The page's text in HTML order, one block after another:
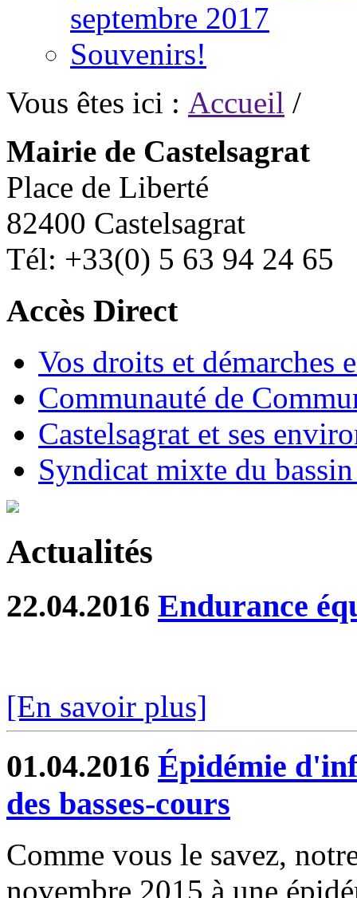
septembre 2017
Souvenirs!
Vous êtes ici : Accueil /
Mairie de Castelsagrat
Place de Liberté
82400 Castelsagrat
Tél: +33(0) 5 63 94 24 65
Accès Direct
Vos droits et démarches
Communauté de
Castelsagrat et ses
Syndicat mixte du
Actualités
22.04.2016 Endurance
[En savoir plus]
01.04.2016 Épidémie
des basses-cours
Comme vous le savez,
novembre 2015 à une